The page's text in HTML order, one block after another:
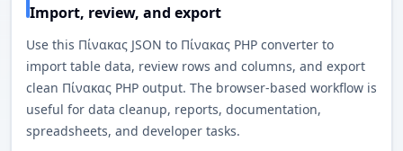
Import, review, and export
Use this Πίνακας JSON to Πίνακας PHP converter to
import table data, review rows and columns, and export
clean Πίνακας PHP output. The browser-based workflow is
useful for data cleanup, reports, documentation,
spreadsheets, and developer tasks.